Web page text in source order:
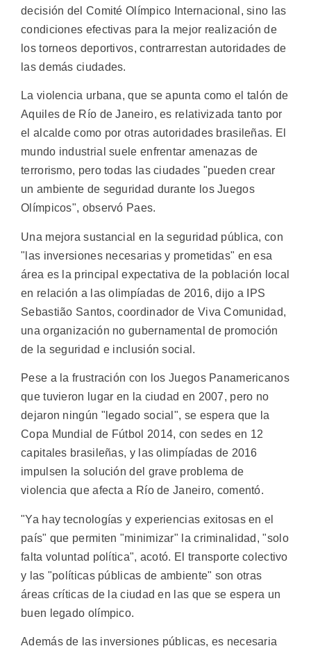
decisión del Comité Olímpico Internacional, sino las
condiciones efectivas para la mejor realización de
los torneos deportivos, contrarrestan autoridades de
las demás ciudades.
La violencia urbana, que se apunta como el talón de
Aquiles de Río de Janeiro, es relativizada tanto por
el alcalde como por otras autoridades brasileñas. El
mundo industrial suele enfrentar amenazas de
terrorismo, pero todas las ciudades "pueden crear
un ambiente de seguridad durante los Juegos
Olímpicos", observó Paes.
Una mejora sustancial en la seguridad pública, con
"las inversiones necesarias y prometidas" en esa
área es la principal expectativa de la población local
en relación a las olimpíadas de 2016, dijo a IPS
Sebastião Santos, coordinador de Viva Comunidad,
una organización no gubernamental de promoción
de la seguridad e inclusión social.
Pese a la frustración con los Juegos Panamericanos
que tuvieron lugar en la ciudad en 2007, pero no
dejaron ningún "legado social", se espera que la
Copa Mundial de Fútbol 2014, con sedes en 12
capitales brasileñas, y las olimpíadas de 2016
impulsen la solución del grave problema de
violencia que afecta a Río de Janeiro, comentó.
"Ya hay tecnologías y experiencias exitosas en el
país" que permiten "minimizar" la criminalidad, "solo
falta voluntad política", acotó. El transporte colectivo
y las "políticas públicas de ambiente" son otras
áreas críticas de la ciudad en las que se espera un
buen legado olímpico.
Además de las inversiones públicas, es necesaria